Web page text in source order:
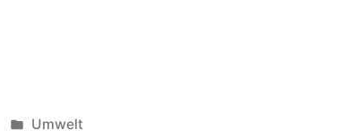
Veröffentlicht
Umwelt